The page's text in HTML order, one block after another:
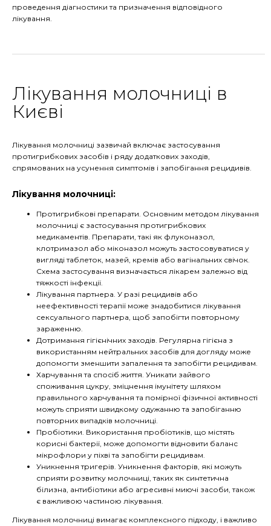
проведення діагностики та призначення відповідного
лікування.
Лікування молочниці в
Києві
Лікування молочниці зазвичай включає застосування
протигрибкових засобів і ряду додаткових заходів,
спрямованих на усунення симптомів і запобігання рецидивів.
Лікування молочниці:
Протигрибкові препарати. Основним методом лікування
молочниці є застосування протигрибкових
медикаментів. Препарати, такі як флуконазол,
клотримазол або міконазол можуть застосовуватися у
вигляді таблеток, мазей, кремів або вагінальних свічок.
Схема застосування визначається лікарем залежно від
тяжкості інфекції.
Лікування партнера. У разі рецидивів або
неефективності терапії може знадобитися лікування
сексуального партнера, щоб запобігти повторному
зараженню.
Дотримання гігієнічних заходів. Регулярна гігієна з
використанням нейтральних засобів для догляду може
допомогти зменшити запалення та запобігти рецидивам.
Харчування та спосіб життя. Уникати зайвого
споживання цукру, зміцнення імунітету шляхом
правильного харчування та помірної фізичної активності
можуть сприяти швидкому одужанню та запобіганню
повторних випадків молочниці.
Пробіотики. Використання пробіотиків, що містять
корисні бактерії, може допомогти відновити баланс
мікрофлори у піхві та запобігти рецидивам.
Уникнення тригерів. Уникнення факторів, які можуть
сприяти розвитку молочниці, таких як синтетична
білизна, антибіотики або агресивні миючі засоби, також
є важливою частиною лікування.
Лікування молочниці вимагає комплексного підходу, і важливо